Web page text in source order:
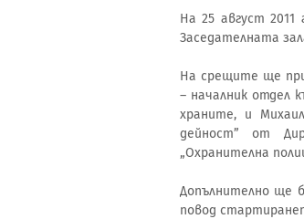
На 25 август
Заседателната
На срещите ще
– началник отдел
храните, и
дейност” от
„Охранителна
Допълнително ще
повод